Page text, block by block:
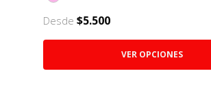
Desde $5.500
VER OPCIONES